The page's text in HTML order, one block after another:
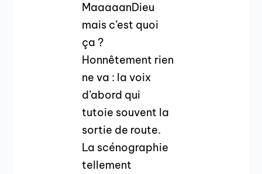
MaaaaanDieu
mais c’est quoi
ça ?
Honnêtement rien
ne va : la voix
d’abord qui
tutoie souvent la
sortie de route.
La scénographie
tellement